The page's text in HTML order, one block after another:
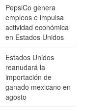
PepsiCo genera
empleos e impulsa
actividad económica
en Estados Unidos
Estados Unidos
reanudará la
importación de
ganado mexicano en
agosto